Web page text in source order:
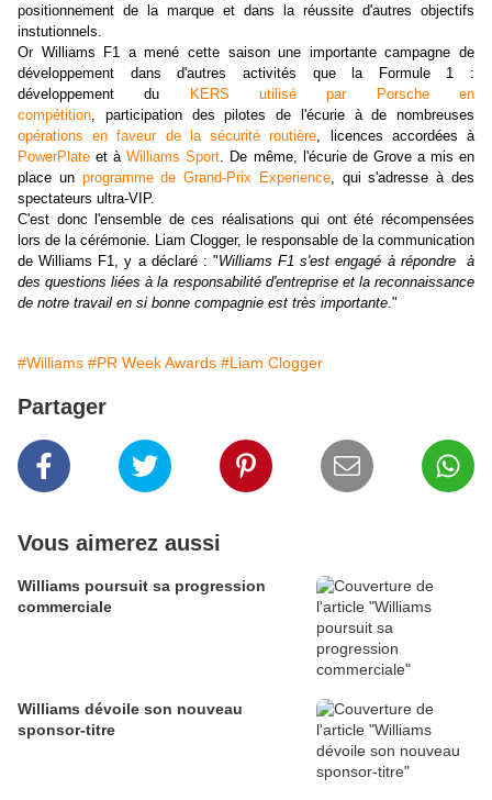
positionnement de la marque et dans la réussite d'autres objectifs
instutionnels.
Or Williams F1 a mené cette saison une importante campagne de
développement dans d'autres activités que la Formule 1 :
développement du
KERS utilisé par Porsche en
compétition, participation des pilotes de l'écurie à de nombreuses
opérations en faveur de la sécurité routière, licences accordées à
PowerPlate et àWilliams Sport. De même, l'écurie de Grove a mis en
place un programme de Grand-Prix Experience, qui s'adresse à des
spectateurs ultra-VIP.
C'est donc l'ensemble de ces réalisations qui ont été récompensées
lors de la cérémonie. Liam Clogger, le responsable de la communication
de Williams F1, y a déclaré : "Williams F1 s'est engagé à répondre à
des questions liées à la responsabilité d'entreprise et la reconnaissance
de notre travail en si bonne compagnie est très importante."
#Williams #PR Week Awards #Liam Clogger
Partager
Vous aimerez aussi
Williams poursuit sa progression
commerciale
Williams dévoile son nouveau
sponsor-titre